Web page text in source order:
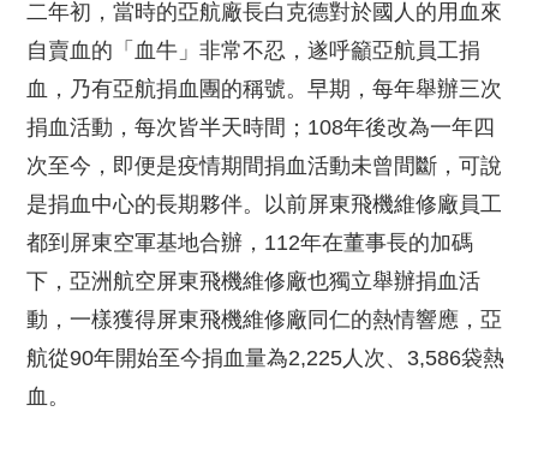
二年初，當時的亞航廠長白克德對於國人的用血來
自賣血的「血牛」非常不忍，遂呼籲亞航員工捐
血，乃有亞航捐血團的稱號。早期，每年舉辦三次
捐血活動，每次皆半天時間；108年後改為一年四
次至今，即便是疫情期間捐血活動未曾間斷，可說
是捐血中心的長期夥伴。以前屏東飛機維修廠員工
都到屏東空軍基地合辦，112年在董事長的加碼
下，亞洲航空屏東飛機維修廠也獨立舉辦捐血活
動，一樣獲得屏東飛機維修廠同仁的熱情響應，亞
航從90年開始至今捐血量為2,225人次、3,586袋熱
血。